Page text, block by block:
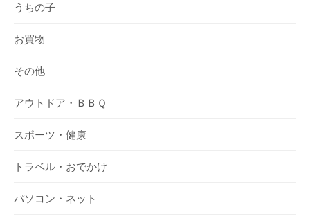
うちの子
お買物
その他
アウトドア・ＢＢＱ
スポーツ・健康
トラベル・おでかけ
パソコン・ネット